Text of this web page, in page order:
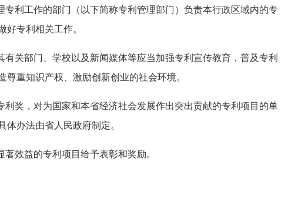
利工作的部门（以下简称专利管理部门）负责本行政区域内的专
好专利相关工作。
关部门、学校以及新闻媒体等应当加强专利宣传教育，普及专利
重知识产权、激励创新创业的社会环境。
奖，对为国家和本省经济社会发展作出突出贡献的专利项目的单
体办法由省人民政府制定。
效益的专利项目给予表彰和奖励。